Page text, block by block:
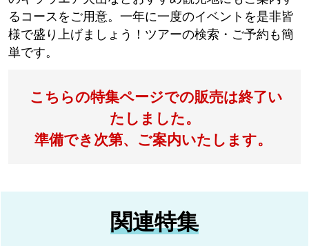
るコースをご用意。一年に一度のイベントを是非皆
様で盛り上げましょう！ツアーの検索・ご予約も簡
単です。
こちらの特集ページでの販売は終了い
たしました。
準備でき次第、ご案内いたします。
関連特集